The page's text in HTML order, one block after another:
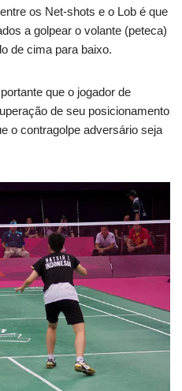
os Net-shots e o Lob é que
a golpear o volante (peteca)
de cima para baixo.
que o jogador de
de seu posicionamento
o contragolpe adversário seja